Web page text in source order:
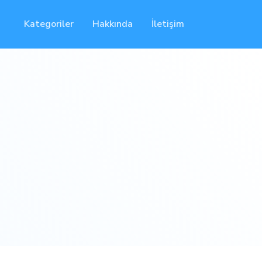
Kategoriler Hakkında İletişim